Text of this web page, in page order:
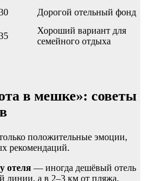
Дорогой отельный фонд
Хороший вариант для
семейного отдыха
в мешке»: советы
положительные эмоции,
рекомендаций.
отеля — иногда дешёвый отель
линии, а в 2–3 км от пляжа.